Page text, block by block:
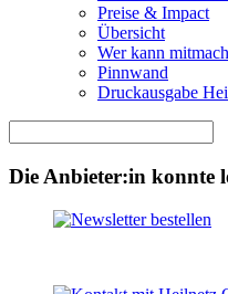
Preise & Impact
Übersicht
Wer kann
Pinnwand
Druckausgabe
Die Anbieter:in konnte